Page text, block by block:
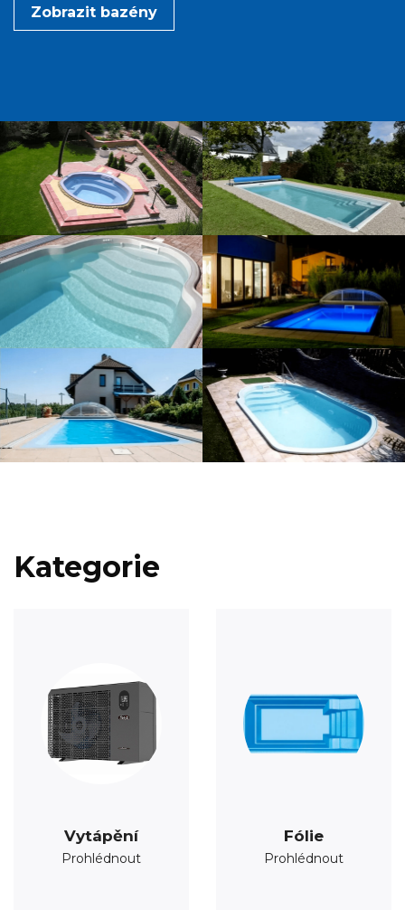
Zobrazit bazény
Kategorie
Vytápění
Prohlédnout
Fólie
Prohlédnout